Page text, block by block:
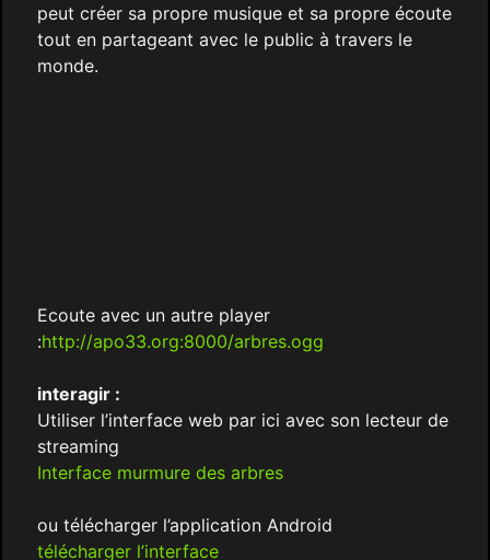
peut créer sa propre musique et sa propre écoute
tout en partageant avec le public à travers le
monde.
Ecoute avec un autre player
:http://apo33.org:8000/arbres.ogg
interagir :
Utiliser l’interface web par ici avec son lecteur de
streaming
Interface murmure des arbres
ou télécharger l’application Android
télécharger l’interface